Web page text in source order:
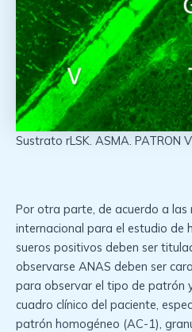
Sustrato rLSK. ASMA. PATRON
Por otra parte, de acuerdo a las
internacional para el estudio de
sueros positivos deben ser
observarse ANAS deben ser
para observar el tipo de patrón
cuadro clínico del paciente,
patrón homogéneo (AC-1),